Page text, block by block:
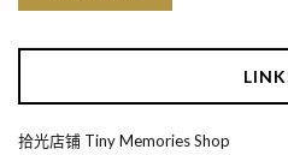
拾光店铺 Tiny Memories Shop